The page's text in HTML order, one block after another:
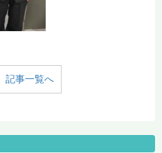
記事一覧へ